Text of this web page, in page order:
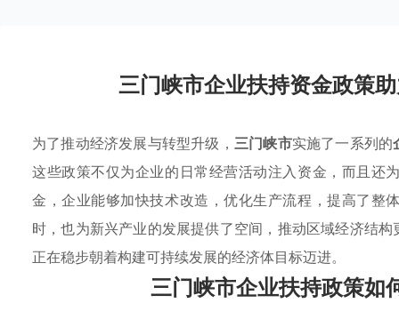
三门峡市企业扶持资金政策
为了推动经济发展与转型升级， 三门峡市实施了一系列的
这些政策不仅为企业的日常经营活动注入资金，而且还
金，企业能够加快技术改造，优化生产流程，提高了整
时，也为新兴产业的发展提供了空间，推动区域经济结
正在稳步朝着构建可持续发展的经济体目标迈进。
三门峡市企业扶持政策如